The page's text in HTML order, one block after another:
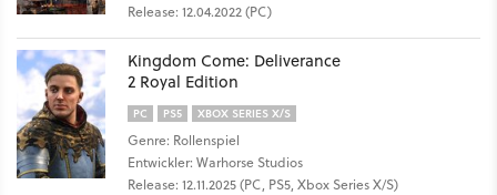
Release: 12.04.2022 (PC)
Kingdom Come: Deliverance
2 Royal Edition
PC PS5 XBOX SERIES X/S
Genre: Rollenspiel
Entwickler: Warhorse Studios
Release: 12.11.2025 (PC, PS5, Xbox Series X/S)